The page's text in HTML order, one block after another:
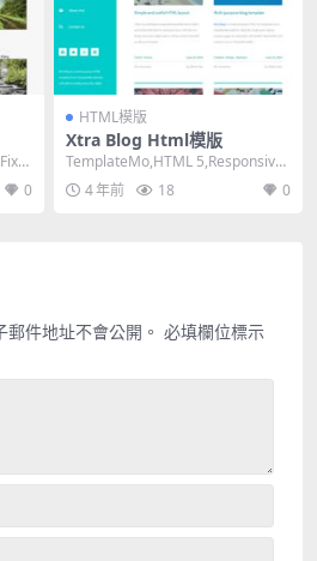
0
HTML模版
Xtra Blog Html模版
TemplateMo,HTML 5,Responsive,
3 Columns,...
4 年前 18 0
件地址不會公開。 必填欄位標示